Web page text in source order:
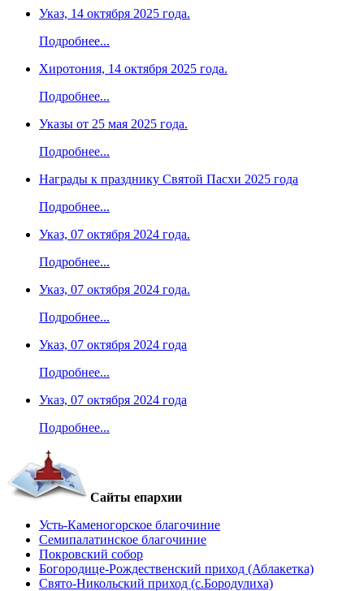
Указ, 14 октября 2025 года.
Подробнее...
Хиротония, 14 октября 2025 года.
Подробнее...
Указы от 25 мая 2025 года.
Подробнее...
Награды к празднику Святой Пасхи 2025 года
Подробнее...
Указ, 07 октября 2024 года.
Подробнее...
Указ, 07 октября 2024 года.
Подробнее...
Указ, 07 октября 2024 года
Подробнее...
Указ, 07 октября 2024 года
Подробнее...
Сайты епархии
Усть-Каменогорское благочиние
Семипалатинское благочиние
Покровский собор
Богородице-Рождественский приход (Аблакетка)
Свято-Никольский приход (с.Бородулиха)